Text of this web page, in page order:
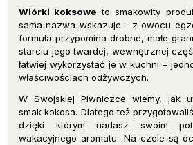
Wiórki koksowe to smakowity
sama nazwa wskazuje - z owocu
formuła przypomina drobne, małe
starciu jego twardej, wewnętrznej
łatwiej wykorzystać je w kuchni –
właściwościach odżywczych.
W Swojskiej Piwniczce wiemy, jak
smak kokosa. Dlatego też
dzięki którym nadasz swoim
wakacyjnego aromatu. Na czele są